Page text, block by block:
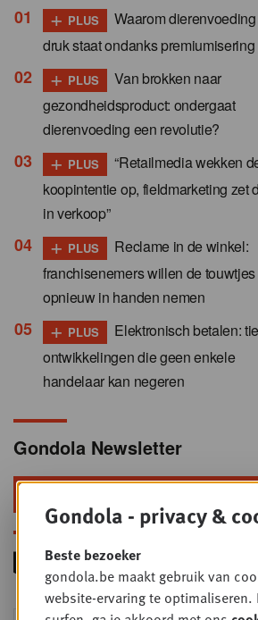
+ PLUS
Waarom
druk staat ondanks premiumisering
+ PLUS
Van brokken naar
gezondheidsproduct: ondergaat
dierenvoeding een revolutie?
+ PLUS
“Retailmedia wekken
koopintentie op, fieldmarketing zet
in verkoop”
+ PLUS
Reclame in de winkel:
franchisenemers willen de touwtjes
opnieuw in handen nemen
+ PLUS
Elektronisch betalen:
ontwikkelingen die geen enkele
handelaar kan negeren
Gondola Newsletter
Gondola - privacy &
Beste bezoeker
gondola.be maakt gebruik van
website-ervaring te optimaliseren.